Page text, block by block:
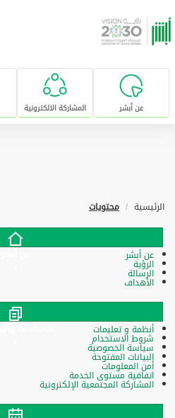
تخطى للإنتقال إلى المحتوى الرئيسي
عن أبشر المشاركة الالكترونية
الرئيسية محتويات
عن أبشر
الرؤية
الرسالة
الأهداف
أنظمة و تعليمات
شروط الاستخدام
سياسة الخصوصية
البيانات المفتوحة
أمن المعلومات
اتفاقية مستوى الخدمة
المشاركة المجتمعية الإلكترونية